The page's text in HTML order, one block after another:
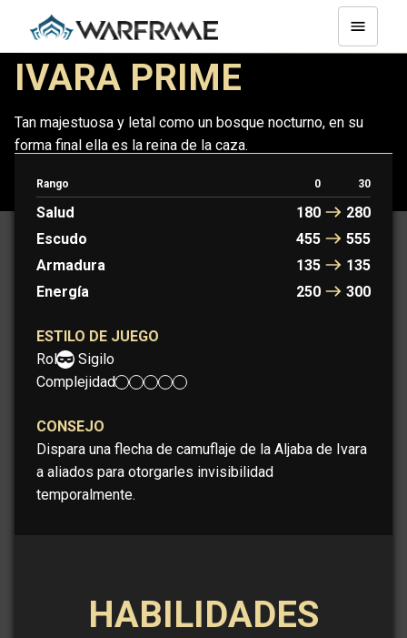
IVARA PRIME
Tan majestuosa y letal como un bosque nocturno, en su
forma final ella es la reina de la caza.
Rango 0 30
Salud 180
280
Escudo
455
555
Armadura
135
135
Energía
250 300
ESTILO DE JUEGO
Rol:
Sigilo
Complejidad:
CONSEJO
Dispara una flecha de camuflaje de la Aljaba de Ivara
a aliados para otorgarles invisibilidad
temporalmente.
HABILIDADES